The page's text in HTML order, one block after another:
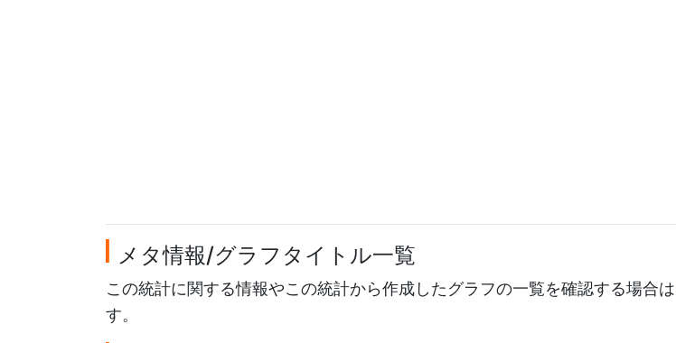
メタ情報/グラフタイトル一覧
この統計に関する情報やこの統計から作成したグラフの一覧を確認する場合は
す。